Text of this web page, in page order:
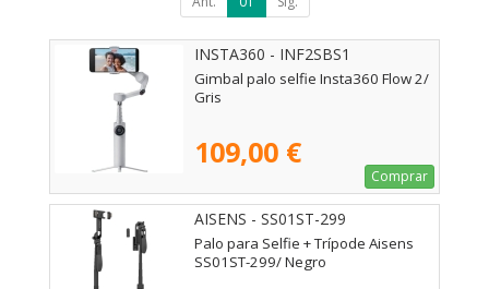
INSTA360 - INF2SBS1
Gimbal palo selfie Insta360 Flow 2/
Gris
109,00 €
Comprar
AISENS - SS01ST-299
Palo para Selfie + Trípode Aisens
SS01ST-299/ Negro